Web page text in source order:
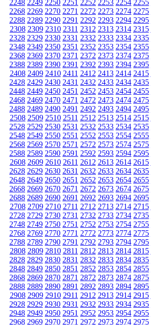
2248 2249 2250 2251 2252 2253 2254 2255
2268 2269 2270 2271 2272 2273 2274 2275
2288 2289 2290 2291 2292 2293 2294 2295
2308 2309 2310 2311 2312 2313 2314 2315
2328 2329 2330 2331 2332 2333 2334 2335
2348 2349 2350 2351 2352 2353 2354 2355
2368 2369 2370 2371 2372 2373 2374 2375
2388 2389 2390 2391 2392 2393 2394 2395
2408 2409 2410 2411 2412 2413 2414 2415
2428 2429 2430 2431 2432 2433 2434 2435
2448 2449 2450 2451 2452 2453 2454 2455
2468 2469 2470 2471 2472 2473 2474 2475
2488 2489 2490 2491 2492 2493 2494 2495
2508 2509 2510 2511 2512 2513 2514 2515
2528 2529 2530 2531 2532 2533 2534 2535
2548 2549 2550 2551 2552 2553 2554 2555
2568 2569 2570 2571 2572 2573 2574 2575
2588 2589 2590 2591 2592 2593 2594 2595
2608 2609 2610 2611 2612 2613 2614 2615
2628 2629 2630 2631 2632 2633 2634 2635
2648 2649 2650 2651 2652 2653 2654 2655
2668 2669 2670 2671 2672 2673 2674 2675
2688 2689 2690 2691 2692 2693 2694 2695
2708 2709 2710 2711 2712 2713 2714 2715
2728 2729 2730 2731 2732 2733 2734 2735
2748 2749 2750 2751 2752 2753 2754 2755
2768 2769 2770 2771 2772 2773 2774 2775
2788 2789 2790 2791 2792 2793 2794 2795
2808 2809 2810 2811 2812 2813 2814 2815
2828 2829 2830 2831 2832 2833 2834 2835
2848 2849 2850 2851 2852 2853 2854 2855
2868 2869 2870 2871 2872 2873 2874 2875
2888 2889 2890 2891 2892 2893 2894 2895
2908 2909 2910 2911 2912 2913 2914 2915
2928 2929 2930 2931 2932 2933 2934 2935
2948 2949 2950 2951 2952 2953 2954 2955
2968 2969 2970 2971 2972 2973 2974 2975